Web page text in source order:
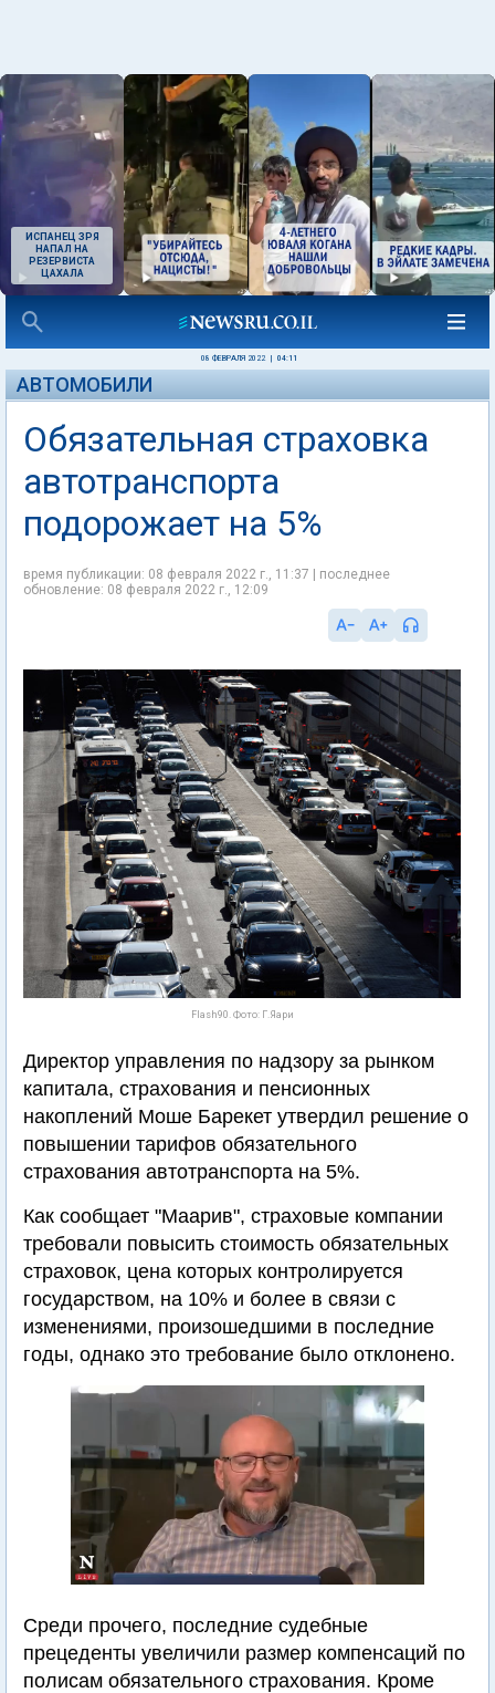
ИСПАНЕЦ ЗРЯ
НАПАЛ НА
РЕЗЕРВИСТА
ЦАХАЛА
08 ФЕВРАЛЯ 2022 04:11
АВТОМОБИЛИ
Обязательная страховка
автотранспорта
подорожает на 5%
время публикации: 08 февраля 2022 г., 11:37 | последнее
обновление: 08 февраля 2022 г., 12:09
Flash90. Фото: Г.Яари
Директор управления по надзору за рынком
капитала, страхования и пенсионных
накоплений Моше Барекет утвердил решение о
повышении тарифов обязательного
страхования автотранспорта на 5%.
Как сообщает "Маарив", страховые компании
требовали повысить стоимость обязательных
страховок, цена которых контролируется
государством, на 10% и более в связи с
изменениями, произошедшими в последние
годы, однако это требование было отклонено.
Среди прочего, последние судебные
прецеденты увеличили размер компенсаций по
полисам обязательного страхования. Кроме